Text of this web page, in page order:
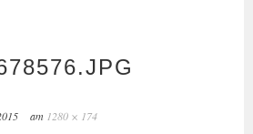
am 1280 × 174